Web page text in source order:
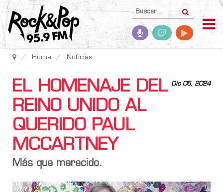
Home Noticias
Dic 06, 2024
EL HOMENAJE DEL
REINO UNIDO AL
QUERIDO PAUL
MCCARTNEY
Más que merecido.